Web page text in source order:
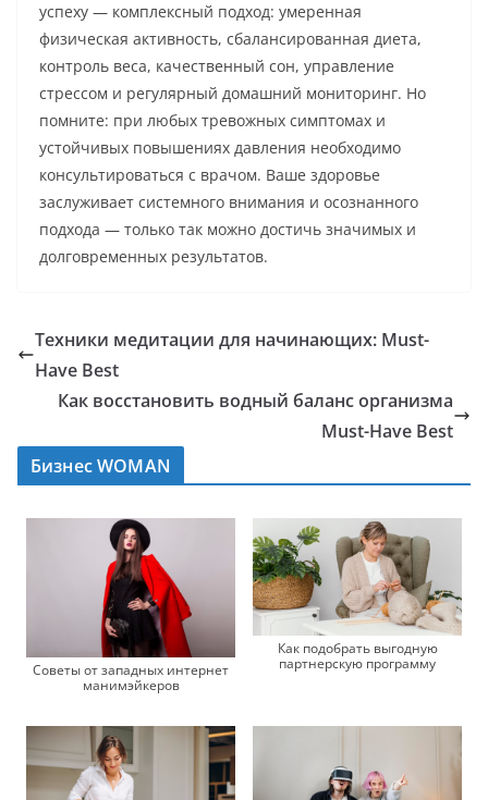
успеху — комплексный подход: умеренная
физическая активность, сбалансированная диета,
контроль веса, качественный сон, управление
стрессом и регулярный домашний мониторинг. Но
помните: при любых тревожных симптомах и
устойчивых повышениях давления необходимо
консультироваться с врачом. Ваше здоровье
заслуживает системного внимания и осознанного
подхода — только так можно достичь значимых и
долговременных результатов.
Техники медитации для начинающих: Must-
Have Best
Как восстановить водный баланс организма
Must-Have Best
Бизнес WOMAN
Советы от западных интернет
манимэйкеров
Как подобрать выгодную
партнерскую программу